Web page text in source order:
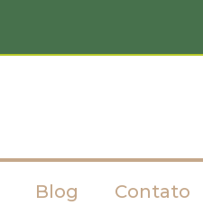
Blog Contato